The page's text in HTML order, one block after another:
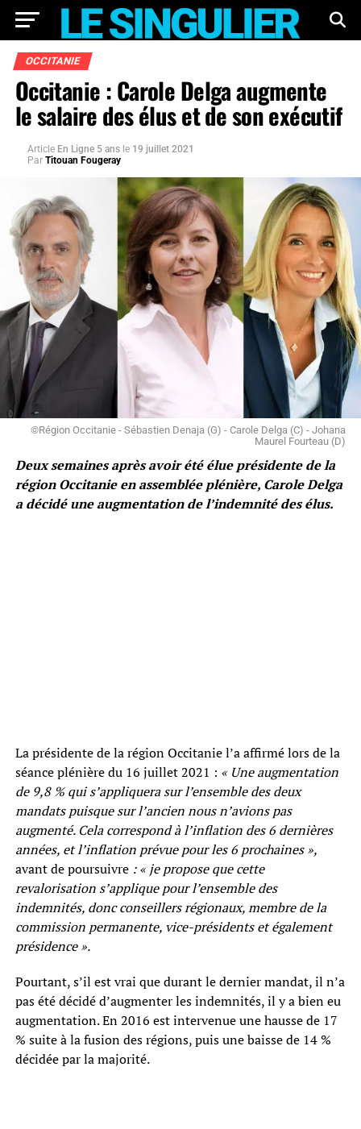
OCCITANIE
Occitanie : Carole Delga augmente
le salaire des élus et de son exécutif
Article En Ligne 5 ans le 19 juillet 2021
Par Titouan Fougeray
©Région Occitanie - Sébastien Denaja (G) - Carole Delga (C) - Johana
Maurel Fourteau (D)
Deux semaines après avoir été élue présidente de la
région Occitanie en assemblée plénière, Carole Delga
a décidé une augmentation de l’indemnité des élus.
La présidente de la région Occitanie l’a affirmé lors de la
séance plénière du 16 juillet 2021 : « Une augmentation
de 9,8 % qui s’appliquera sur l’ensemble des deux
mandats puisque sur l’ancien nous n’avions pas
augmenté. Cela correspond à l’inflation des 6 dernières
années, et l’inflation prévue pour les 6 prochaines »,
avant de poursuivre: « je propose que cette
revalorisation s’applique pour l’ensemble des
indemnités, donc conseillers régionaux, membre de la
commission permanente, vice-présidents et également
présidence ».
Pourtant, s’il est vrai que durant le dernier mandat, il n’a
pas été décidé d’augmenter les indemnités, il y a bien eu
augmentation. En 2016 est intervenue une hausse de 17
% suite à la fusion des régions, puis une baisse de 14 %
décidée par la majorité.